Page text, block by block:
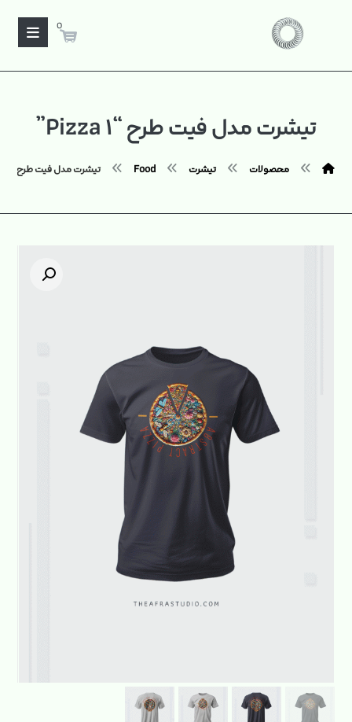
0
تیشرت مدل فیت طرح “۱ Pizza”
محصولات تیشرت Food تیشرت مدل فیت طرح "۱ Pizza"